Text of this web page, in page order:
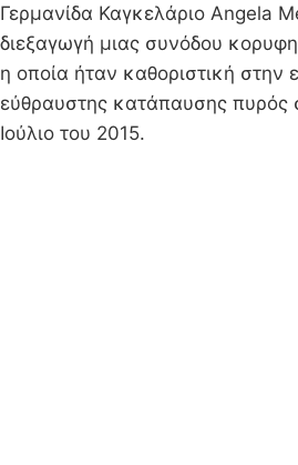
Γερμανίδα Καγκελάριο Angela
διεξαγωγή μιας συνόδου
η οποία ήταν καθοριστική στην
εύθραυστης κατάπαυσης πυρός
Ιούλιο του 2015.